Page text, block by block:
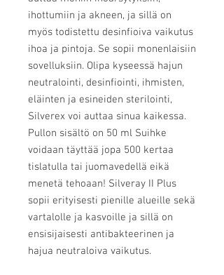
ihottumiin ja akneen, ja sillä on
myös todistettu desinfioiva vaikutus
ihoa ja pintoja. Se sopii monenlaisiin
sovelluksiin. Olipa kyseessä hajun
neutralointi, desinfiointi, ihmisten,
eläinten ja esineiden sterilointi,
Silverex voi auttaa sinua kaikessa.
Pullon sisältö on 50 ml Suihke
voidaan täyttää jopa 500 kertaa
tislatulla tai juomavedellä eikä
menetä tehoaan! Silveray II Plus
sopii erityisesti pienille alueille sekä
vartalolle ja kasvoille ja sillä on
ensisijaisesti antibakteerinen ja
hajua neutraloiva vaikutus.